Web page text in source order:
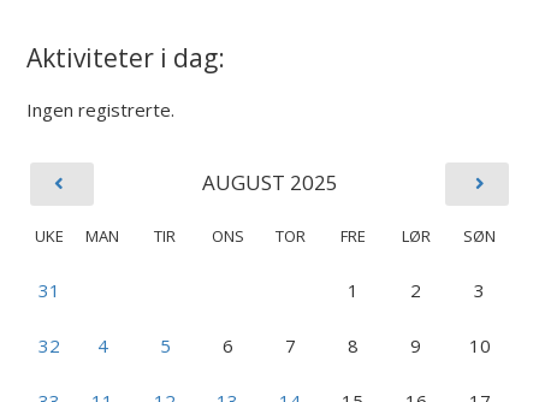
Aktiviteter i dag:
Ingen registrerte.
AUGUST 2025
UKE MAN TIR ONS TOR FRE LØR SØN
31 1 2 3
32 4 5 6 7 8 9 10